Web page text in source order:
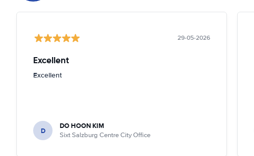
29-05-2026
Excellent
Excellent
D DO HOON KIM
Sixt Salzburg Centre City Office